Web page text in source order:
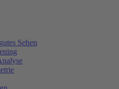
Sehen